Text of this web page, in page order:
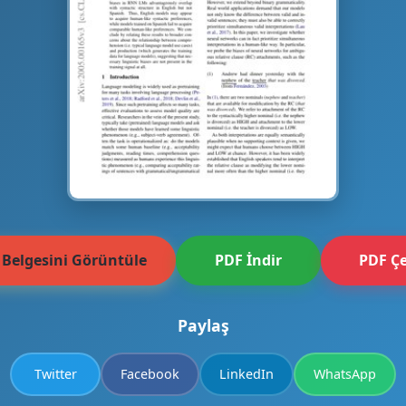
Belgesini Görüntüle PDF İndir PDF
Paylaş
Twitter Facebook LinkedIn WhatsApp